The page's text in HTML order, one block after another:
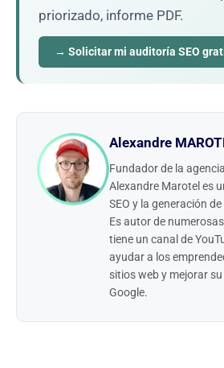
priorizado, informe PDF.
→ Solicitar mi auditoría SEO
Alexandre
Fundador de la
Alexandre Marotel es
SEO y la generación
Es autor de
tiene un canal de
ayudar a los
sitios web y mejorar
Google.